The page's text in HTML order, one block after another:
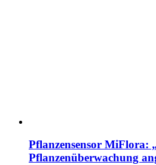
Pflanzensensor MiFlora:
Pflanzenüberwachung